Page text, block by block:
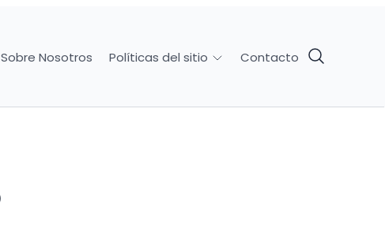
Sobre Nosotros Políticas del sitio Contacto